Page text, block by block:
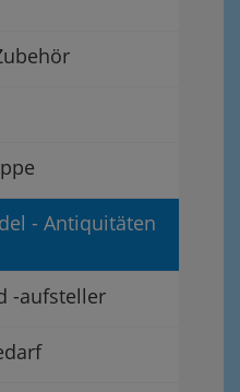
- Antiquitäten
-aufsteller